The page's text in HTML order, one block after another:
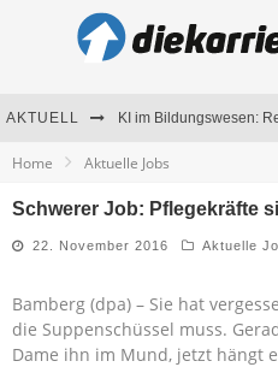
AKTUELL
Home Aktuelle Jobs
Schwerer Job: Pflegekräfte
22. November 2016 Aktuelle
Bamberg (dpa) – Sie hat
die Suppenschüssel muss.
Dame ihn im Mund, jetzt hängt